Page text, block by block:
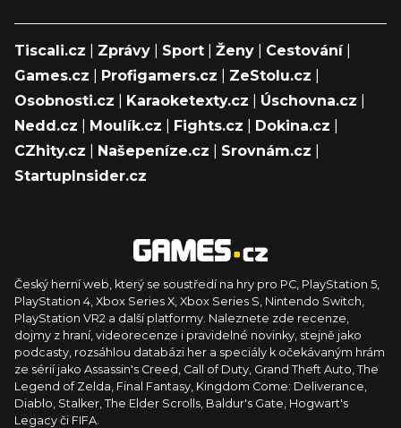
Tiscali.cz Zprávy Sport Ženy Cestování|
Games.cz
Profigamers.cz ZeStolu.cz
Osobnosti.cz
Karaoketexty.cz Úschovna.cz
Nedd.cz
Moulík.cz Fights.cz Dokina.cz
CZhity.cz
Našepeníze.cz Srovnám.cz
StartupInsider.cz
Český herní web, který se soustředí na hry pro PC, PlayStation 5,
PlayStation 4, Xbox Series X, Xbox Series S, Nintendo Switch,
PlayStation VR2 a další platformy. Naleznete zde recenze,
dojmy z hraní, videorecenze i pravidelné novinky, stejně jako
podcasty, rozsáhlou databázi her a speciály k očekávaným hrám
ze sérií jako Assassin's Creed, Call of Duty, Grand Theft Auto, The
Legend of Zelda, Final Fantasy, Kingdom Come: Deliverance,
Diablo, Stalker, The Elder Scrolls, Baldur's Gate, Hogwart's
Legacy či FIFA.